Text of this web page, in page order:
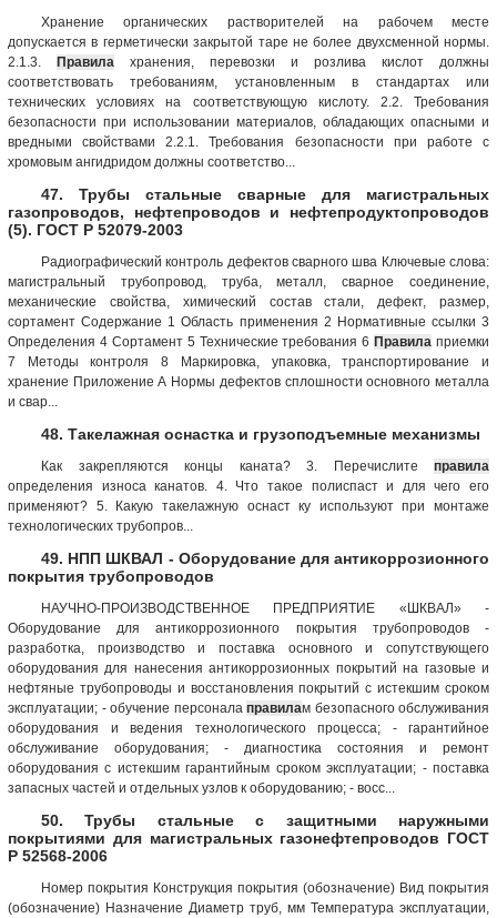
Хранение органических растворителей на рабочем месте
допускается в герметически закрытой таре не более двухсменной нормы.
2.1.3. Правила хранения, перевозки и розлива кислот должны
соответствовать требованиям, установленным в стандартах или
технических условиях на соответствующую кислоту. 2.2. Требования
безопасности при использовании материалов, обладающих опасными и
вредными свойствами 2.2.1. Требования безопасности при работе с
хромовым ангидридом должны соответство...
47. Трубы стальные сварные для магистральных
газопроводов, нефтепроводов и нефтепродуктопроводов
(5). ГОСТ Р 52079-2003
Радиографический контроль дефектов сварного шва Ключевые слова:
магистральный трубопровод, труба, металл, сварное соединение,
механические свойства, химический состав стали, дефект, размер,
сортамент Содержание 1 Область применения 2 Нормативные ссылки 3
Определения 4 Сортамент 5 Технические требования 6Правила приемки
7 Методы контроля 8 Маркировка, упаковка, транспортирование и
хранение Приложение А Нормы дефектов сплошности основного металла
и свар...
48. Такелажная оснастка и грузоподъемные механизмы
Как закрепляются концы каната? 3. Перечислите правила
определения износа канатов. 4. Что такое полиспаст и для чего его
применяют? 5. Какую такелажную оснаст ку используют при монтаже
технологических трубопров...
49. НПП ШКВАЛ - Оборудование для антикоррозионного
покрытия трубопроводов
НАУЧНО-ПРОИЗВОДСТВЕННОЕ ПРЕДПРИЯТИЕ «ШКВАЛ» -
Оборудование для антикоррозионного покрытия трубопроводов -
разработка, производство и поставка основного и сопутствующего
оборудования для нанесения антикоррозионных покрытий на газовые и
нефтяные трубопроводы и восстановления покрытий с истекшим сроком
эксплуатации; - обучение персонала правилам безопасного обслуживания
оборудования и ведения технологического процесса; - гарантийное
обслуживание оборудования; - диагностика состояния и ремонт
оборудования с истекшим гарантийным сроком эксплуатации; - поставка
запасных частей и отдельных узлов к оборудованию; - восс...
50. Трубы стальные с защитными наружными
покрытиями для магистральных газонефтепроводов ГОСТ
Р 52568-2006
Номер покрытия Конструкция покрытия (обозначение) Вид покрытия
(обозначение) Назначение Диаметр труб, мм Температура эксплуатации,